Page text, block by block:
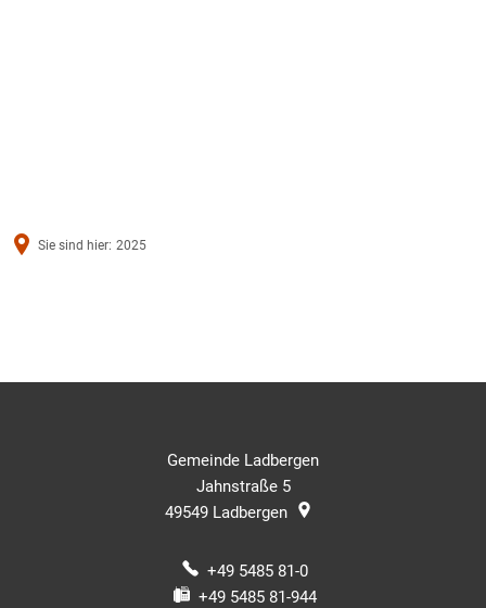
Sie sind hier: 2025
Gemeinde Ladbergen
Jahnstraße 5
49549 Ladbergen
+49 5485 81-0
+49 5485 81-944